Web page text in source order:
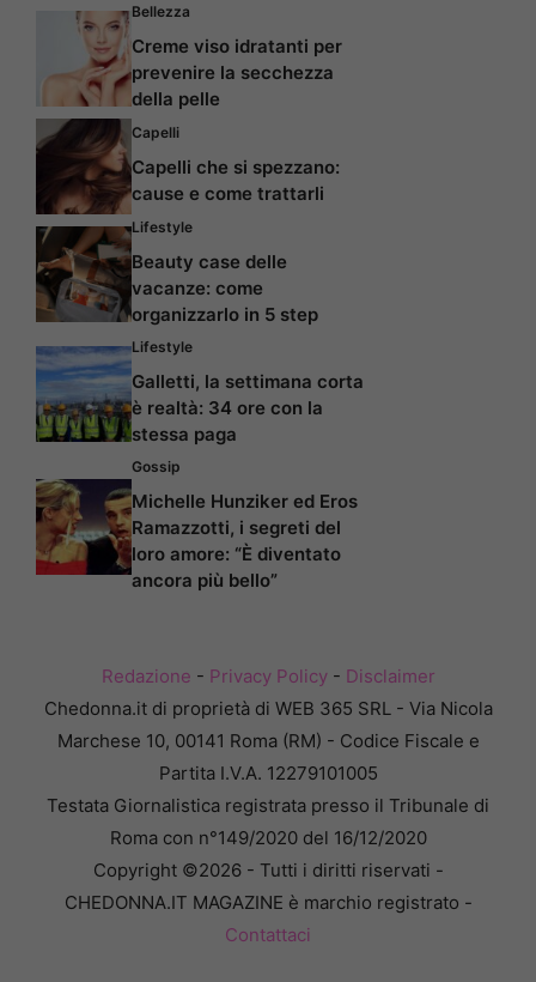
Bellezza
Creme viso idratanti per
prevenire la secchezza
della pelle
Capelli
Capelli che si spezzano:
cause e come trattarli
Lifestyle
Beauty case delle
vacanze: come
organizzarlo in 5 step
Lifestyle
Galletti, la settimana corta
è realtà: 34 ore con la
stessa paga
Gossip
Michelle Hunziker ed Eros
Ramazzotti, i segreti del
loro amore: “È diventato
ancora più bello”
Redazione - Privacy Policy- Disclaimer
Chedonna.it di proprietà di WEB 365 SRL - Via Nicola
Marchese 10, 00141 Roma (RM) - Codice Fiscale e
Partita I.V.A. 12279101005
Testata Giornalistica registrata presso il Tribunale di
Roma con n°149/2020 del 16/12/2020
Copyright ©2026 - Tutti i diritti riservati -
CHEDONNA.IT MAGAZINE è marchio registrato -
Contattaci